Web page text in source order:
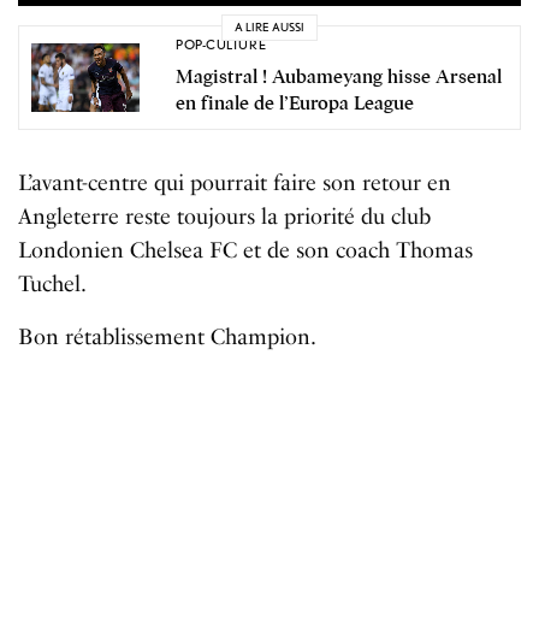
A LIRE AUSSI
POP-CULTURE
Magistral ! Aubameyang hisse Arsenal
en finale de l’Europa League
L’avant-centre qui pourrait faire son retour en
Angleterre reste toujours la priorité du club
Londonien Chelsea FC et de son coach Thomas
Tuchel.
Bon rétablissement Champion.